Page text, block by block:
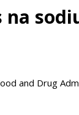
na
and Drug